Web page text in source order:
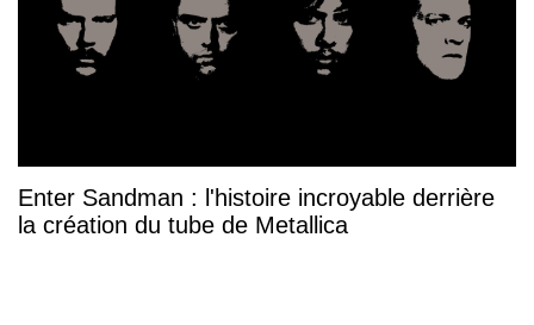
Enter Sandman : l'histoire incroyable derrière
la création du tube de Metallica